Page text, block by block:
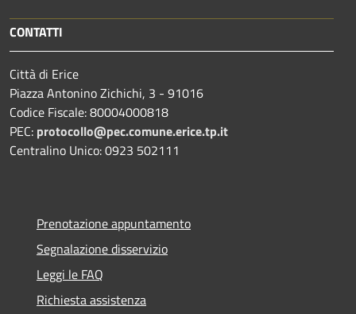
CONTATTI
Città di Erice
Piazza Antonino Zichichi, 3 - 91016
Codice Fiscale: 80004000818
PEC: protocollo@pec.comune.erice.tp.it
Centralino Unico: 0923 502111
Prenotazione appuntamento
Segnalazione disservizio
Leggi le FAQ
Richiesta assistenza